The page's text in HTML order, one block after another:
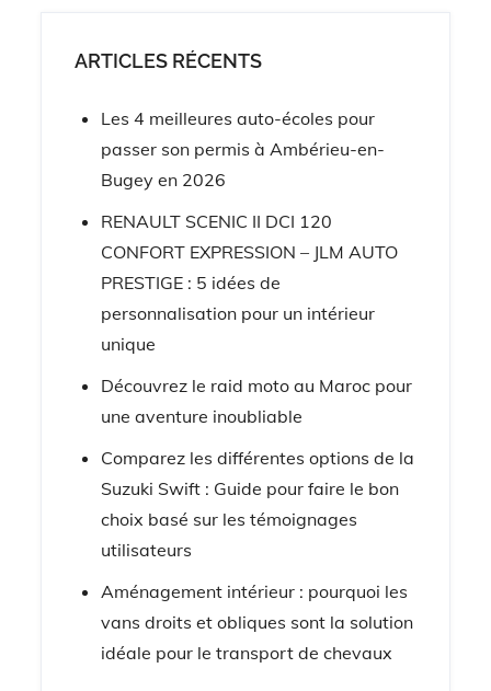
ARTICLES RÉCENTS
Les 4 meilleures auto-écoles pour
passer son permis à Ambérieu-en-
Bugey en 2026
RENAULT SCENIC II DCI 120
CONFORT EXPRESSION – JLM AUTO
PRESTIGE : 5 idées de
personnalisation pour un intérieur
unique
Découvrez le raid moto au Maroc pour
une aventure inoubliable
Comparez les différentes options de la
Suzuki Swift : Guide pour faire le bon
choix basé sur les témoignages
utilisateurs
Aménagement intérieur : pourquoi les
vans droits et obliques sont la solution
idéale pour le transport de chevaux